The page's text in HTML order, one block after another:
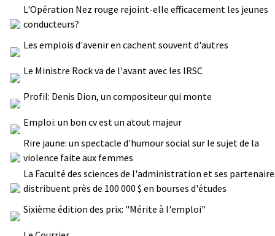
L'Opération Nez rouge rejoint-elle efficacement les jeunes
conducteurs?
Les emplois d'avenir en cachent souvent d'autres
Le Ministre Rock va de l'avant avec les IRSC
Profil: Denis Dion, un compositeur qui monte
Emploi: un bon cv est un atout majeur
Rire jaune: un spectacle d'humour social sur le sujet de la
violence faite aux femmes
La Faculté des sciences de l'administration et ses
distribuent près de 100 000 $ en bourses d'études
Sixième édition des prix: "Mérite à l'emploi"